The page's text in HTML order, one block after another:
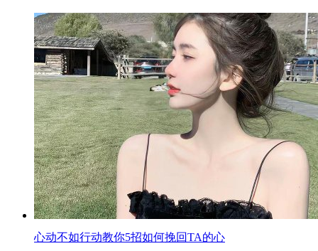
​心动不如行动教你5招如何挽回TA的心